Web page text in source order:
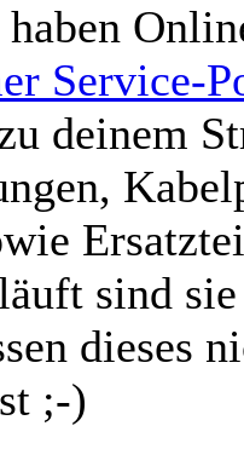
Service-
deinem
sind
dieses
;-)